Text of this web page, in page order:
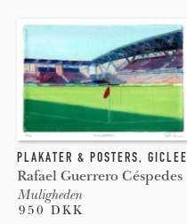
PLAKATER & POSTERS, GICLEE
Rafael Guerrero Céspedes
Muligheden
950 DKK